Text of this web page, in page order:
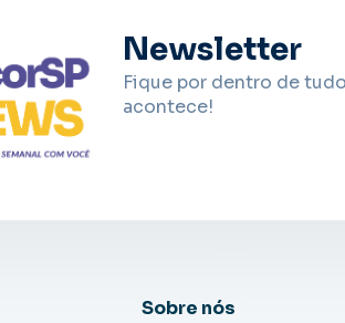
Newsletter
Fique por dentro de
acontece!
Sobre nós